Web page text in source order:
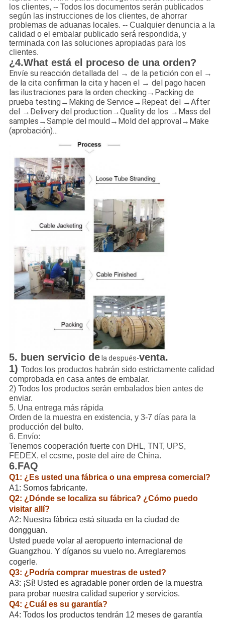
los clientes, -- Todos los documentos serán publicados
según las instrucciones de los clientes, de ahorrar
problemas de aduanas locales. -- Cualquier denuncia a la
calidad o el embalar publicado será respondida, y
terminada con las soluciones apropiadas para los
clientes.
¿4.What está el proceso de una orden?
Envíe su reacción detallada del → de la petición con el →
de la cita confirman la cita y hacen el → del pago hacen
las ilustraciones para la orden checking→Packing de
prueba testing→Making de Service→Repeat del →After
del →Delivery del production→Quality de los →Mass del
samples→Sample del mould→Mold del approval→Make
(aprobación)…
5. buen servicio dela después-venta.
1) Todos los productos habrán sido estrictamente calidad
comprobada en casa antes de embalar.
2) Todos los productos serán embalados bien antes de
enviar.
5. Una entrega más rápida
Orden de la muestra en existencia, y 3-7 días para la
producción del bulto.
6. Envío:
Tenemos cooperación fuerte con DHL, TNT, UPS,
FEDEX, el ccsme, poste del aire de China.
6.FAQ
Q1: ¿Es usted una fábrica o una empresa comercial?
A1: Somos fabricante.
Q2: ¿Dónde se localiza su fábrica? ¿Cómo puedo
visitar allí?
A2: Nuestra fábrica está situada en la ciudad de
dongguan.
Usted puede volar al aeropuerto internacional de
Guangzhou. Y díganos su vuelo no. Arreglaremos
cogerle.
Q3: ¿Podría comprar muestras de usted?
A3: ¡Sí! Usted es agradable poner orden de la muestra
para probar nuestra calidad superior y servicios.
Q4: ¿Cuál es su garantía?
A4: Todos los productos tendrán 12 meses de garantía